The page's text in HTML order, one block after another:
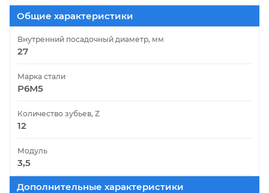
Общие характеристики
Внутренний посадочный диаметр, мм
27
Марка стали
Р6М5
Количество зубьев, Z
12
Модуль
3,5
Дополнительные характеристики